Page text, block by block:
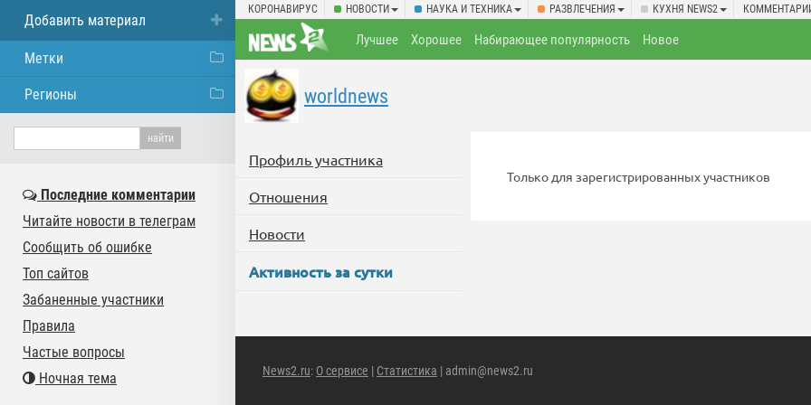
КОРОНАВИРУС НОВОСТИ НАУКА И ТЕХНИКА РАЗВЛЕЧЕНИЯ КУХНЯ NEWS2
Лучшее Хорошее Набирающее популярность Новое
worldnews
Профиль участника
Отношения
Новости
Активность за сутки
Только для зарегистрированных участников
News2.ru: О сервисе | Статистика | admin@news2.ru
Добавить материал
Метки
Регионы
Последние комментарии
Читайте новости в телеграм
Сообщить об ошибке
Топ сайтов
Забаненные участники
Правила
Частые вопросы
Ночная тема